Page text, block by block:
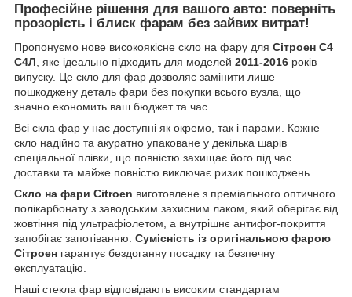
Професійне рішення для вашого авто: поверніть
прозорість і блиск фарам без зайвих витрат!
Пропонуємо нове високоякісне скло на фару для Сітроен С4
С4Л, яке ідеально підходить для моделей 2011-2016 років
випуску. Це скло для фар дозволяє замінити лише
пошкоджену деталь фари без покупки всього вузла, що
значно економить ваш бюджет та час.
Всі скла фар у нас доступні як окремо, так і парами. Кожне
скло надійно та акуратно упаковане у декілька шарів
спеціальної плівки, що повністю захищає його під час
доставки та майже повністю виключає ризик пошкоджень.
Скло на фари Citroen виготовлене з преміального оптичного
полікарбонату з заводським захисним лаком, який оберігає від
жовтіння під ультрафіолетом, а внутрішнє антифог-покриття
запобігає запотіванню. Сумісність із оригінальною фарою
Сітроен гарантує бездоганну посадку та безпечну
експлуатацію.
Наші стекла фар відповідають високим стандартам